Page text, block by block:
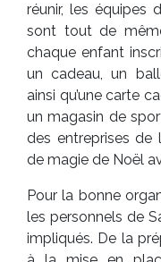
réunir, les équipes
sont tout de
chaque enfant
un cadeau, un
ainsi qu’une carte
un magasin de
des entreprises
de magie de Noël
Pour la bonne
les personnels de
impliqués. De la